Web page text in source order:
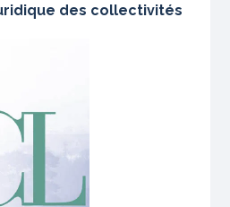
des collectivités